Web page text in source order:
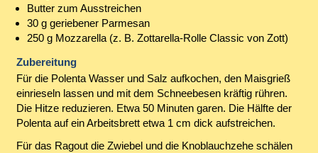
Butter zum Ausstreichen
30 g geriebener Parmesan
250 g Mozzarella (z. B. Zottarella-Rolle Classic von Zott)
Zubereitung
Für die Polenta Wasser und Salz aufkochen, den Maisgrieß
einrieseln lassen und mit dem Schneebesen kräftig rühren.
Die Hitze reduzieren. Etwa 50 Minuten garen. Die Hälfte der
Polenta auf ein Arbeitsbrett etwa 1 cm dick aufstreichen.
Für das Ragout die Zwiebel und die Knoblauchzehe schälen